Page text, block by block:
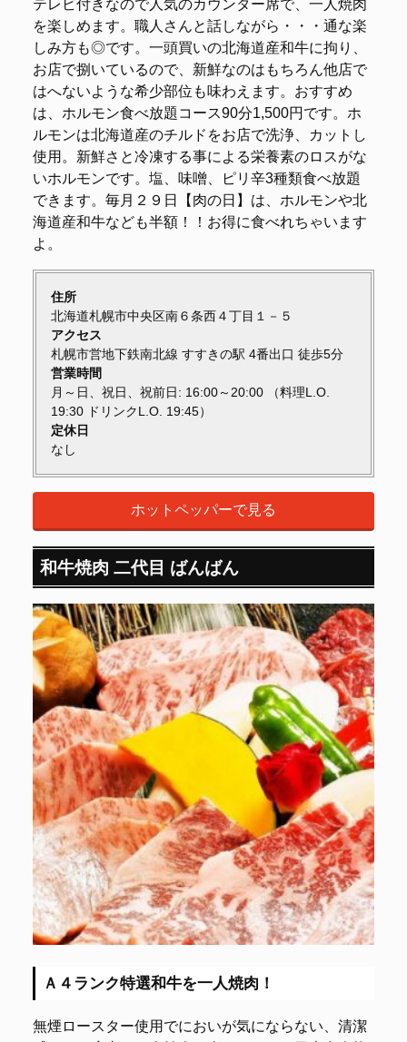
テレビ付きなので人気のカウンター席で、一人焼肉
を楽しめます。職人さんと話しながら・・・通な楽
しみ方も◎です。一頭買いの北海道産和牛に拘り、
お店で捌いているので、新鮮なのはもちろん他店で
はへないような希少部位も味わえます。おすすめ
は、ホルモン食べ放題コース90分1,500円です。ホ
ルモンは北海道産のチルドをお店で洗浄、カットし
使用。新鮮さと冷凍する事による栄養素のロスがな
いホルモンです。塩、味噌、ピリ辛3種類食べ放題
できます。毎月２９日【肉の日】は、ホルモンや北
海道産和牛なども半額！！お得に食べれちゃいます
よ。
住所
北海道札幌市中央区南６条西４丁目１－５
アクセス
札幌市営地下鉄南北線 すすきの駅 4番出口 徒歩5分
営業時間
月～日、祝日、祝前日: 16:00～20:00 （料理L.O.
19:30 ドリンクL.O. 19:45）
定休日
なし
ホットペッパーで見る
和牛焼肉 二代目 ばんばん
Ａ４ランク特選和牛を一人焼肉！
無煙ロースター使用でにおいが気にならない、清潔